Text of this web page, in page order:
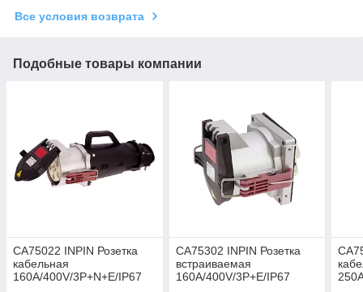
Все условия возврата
Подобные товары компании
CA75022 INPIN Розетка
кабельная
160A/400V/3P+N+E/IP67
CA75302 INPIN Розетка
встраиваемая
160A/400V/3P+E/IP67